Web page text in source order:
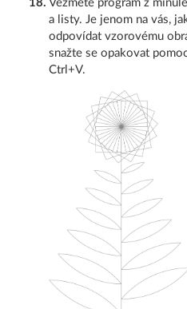
18. Vezměte program z
a listy. Je jenom na vás,
odpovídat vzorovému
snažte se opakovat
Ctrl+V.